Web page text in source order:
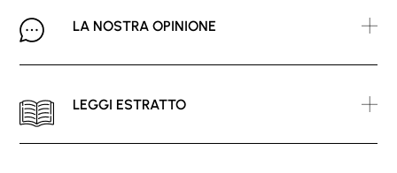
LA NOSTRA OPINIONE
LEGGI ESTRATTO